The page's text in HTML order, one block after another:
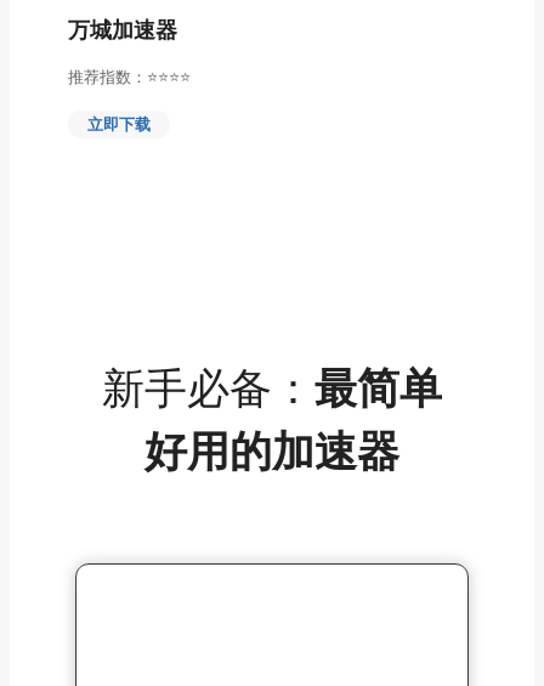
万城加速器
推荐指数：⭐⭐⭐⭐
立即下载
新手必备： 最简单
好用的加速器